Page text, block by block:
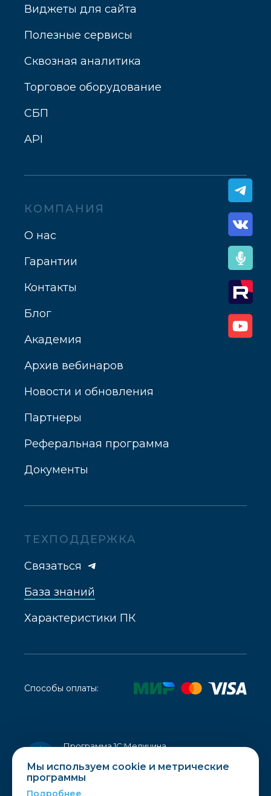
Способы оплаты:
Программа 1С:Медицина.
в реестр отечественного ПО, запись
в реестре от 05.09.2016 №1340
Виджеты для сайта
Полезные сервисы
Сквозная аналитика
Торговое оборудование
СБП
API
КОМПАНИЯ
О нас
Гарантии
Контакты
Блог
Академия
Архив вебинаров
Новости и обновления
Партнеры
Реферальная программа
Документы
ТЕХПОДДЕРЖКА
Связаться
База знаний
Характеристики ПК
Мы используем cookie и метрические
программы
Подробнее